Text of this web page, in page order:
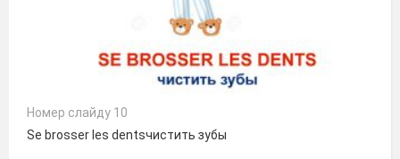
Номер слайду 10
Se brosser les dentsчистить зубы